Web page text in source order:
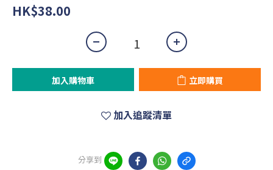
HK$38.00
加入購物車 立即購買
加入追蹤清單
分享到